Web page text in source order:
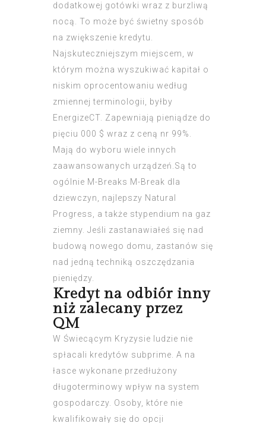
dodatkowej gotówki wraz z burzliwą
nocą. To może być świetny sposób
na zwiększenie kredytu.
Najskuteczniejszym miejscem, w
którym można wyszukiwać kapitał o
niskim oprocentowaniu według
zmiennej terminologii, byłby
EnergizeCT. Zapewniają pieniądze do
pięciu 000 $ wraz z ceną nr 99%.
Mają do wyboru wiele innych
zaawansowanych urządzeń.Są to
ogólnie M-Breaks M-Break dla
dziewczyn, najlepszy Natural
Progress, a także stypendium na gaz
ziemny. Jeśli zastanawiałeś się nad
budową nowego domu, zastanów się
nad jedną techniką oszczędzania
pieniędzy.
Kredyt na odbiór inny
niż zalecany przez
QM
W Świecącym Kryzysie ludzie nie
spłacali kredytów subprime. A na
łasce wykonane przedłużony
długoterminowy wpływ na system
gospodarczy. Osoby, które nie
kwalifikowały się do opcji